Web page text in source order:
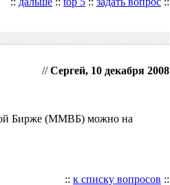
//Сергей, 10 декабря 2008
Бирже (ММВБ) можно на
:: к списку вопросов ::